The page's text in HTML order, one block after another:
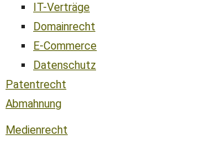
IT-Verträge
Domainrecht
E-Commerce
Datenschutz
Patentrecht
Abmahnung
Medienrecht